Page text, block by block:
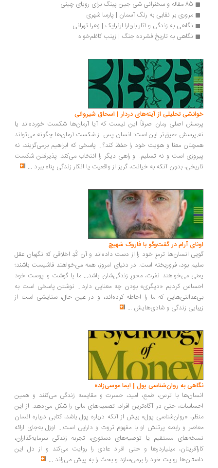
85 مقاله و سخنرانی‌ شی جین پینگ برای رویای چینی
مروری بر نقابی به رنگ آسمان | پارسا شهری
نگاهی به زندگی و آثار باربارا ارنرایک | زهرا تهرانی
نگاهی به تاریخ فشرده جنگ | زینب کاظم‌خواه
خوانشی تحلیلی از آینه‌های دردار | اسحاق شیروانی
پرسش اصلی رمان صرفاً این نیست که آیا آرمان‌ها شکست خورده‌اند یا
نه.پرسش عمیق‌تر این است: انسان پس از شکست آرمان‌ها چگونه می‌تواند
همچنان معنا و هویت خود را حفظ کند؟... پاسخی که ابراهیم برمی‌گزیند، نه
پیروزی است و نه تسلیم. او راهی دیگر را انتخاب می‌کند: پذیرفتن شکست
تاریخی، بدون آنکه به خیانت، گریز از واقعیت یا انکار زندگی پناه ببرد ...
اونای آرام در گفت‌وگو با فاروک شهیچ‭
گویی انسان‌ها ترمزِ خود را از دست داده‌اند و آن کُدِ اخلاقی که نگهبان عقل
سلیم بود، فروریخته است. در دنیای امروز، همه می‌خواهند فاشیست باشند؛
یعنی می‌خواهند نفرت، محورِ زندگی‌شان باشد... ما با گوشت و پوست خود
احساس کردیم «دیگری» بودن چه معنایی دارد... نوشتن پاسخی است به
بی‌عدالتی‌هایی که ما را احاطه کرده‌اند، و در عین حال، ستایشی است از
زیبایی زندگی و شادی‌هایش ...
نگاهی به روان‌شناسی پول | ایما موسی‌زاده
انسان‌ها با ترس، طمع، امید، حسرت و مقایسه زندگی می‌کنند و همین
احساسات، حتی در آگاه‌ترین افراد، تصمیم‌های مالی را شکل می‌دهد. از این
منظر، «روان‌شناسی پول» بیش از آنکه درباره پول باشد، کتابی درباره انسان
معاصر و رابطه پرتنش او با مفهوم ثروت و دارایی است... اوزل به‌جای ارائه
نسخه‌های مستقیم یا توصیه‌های دستوری، تجربه زندگی سرمایه‌گذاران،
کارآفرینان، میلیاردرها و حتی افراد عادی را روایت می‌کند و از دل این
داستان‌ها روایت خود را برمی‌سازد و بحث را به پیش می‌راند ...